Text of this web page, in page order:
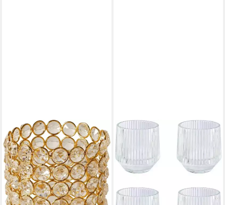
OTTO HOME
Teelichthalter Corra, mit
hübscher Reliefstruktur (4
St), Weihnachtsdeko
16,49 €
-34%
lieferbar - in 5-6 Werktagen bei dir